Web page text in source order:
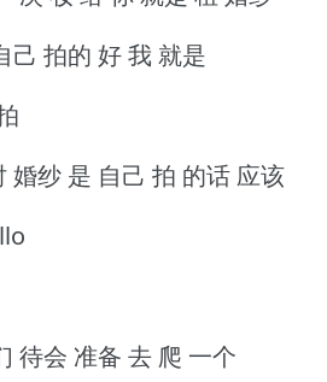
己 拍的 好 我 就是
婚纱 是 自己 拍 的话 应该
待会 准备 去 爬 一个